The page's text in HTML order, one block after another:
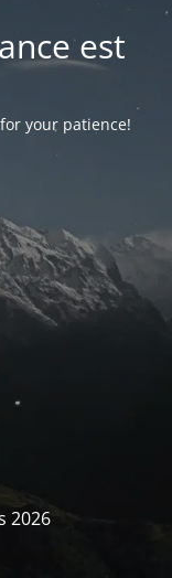
est
your patience!
2026